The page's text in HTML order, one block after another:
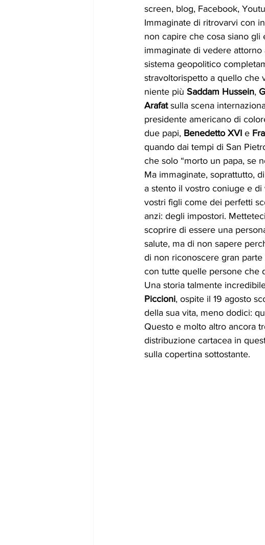
screen, blog, Facebook,
Immaginate di ritrovarvi con
non capire che cosa siano gli
immaginate di vedere attorno
sistema geopolitico
stravoltorispetto a quello che
niente più Saddam Hussein,
Arafat sulla scena
presidente americano di
due papi, Benedetto XVI e
quando dai tempi di San
che solo “morto un papa, se
Ma immaginate, soprattutto,
a stento il vostro coniuge e di
vostri figli come dei perfetti
anzi: degli impostori.
scoprire di essere una
salute, ma di non sapere
di non riconoscere gran
con tutte quelle persone che
Una storia talmente
Piccioni, ospite il 19 agosto
della sua vita, meno dodici:
Questo e molto altro ancora
distribuzione cartacea in
sulla copertina sottostante.